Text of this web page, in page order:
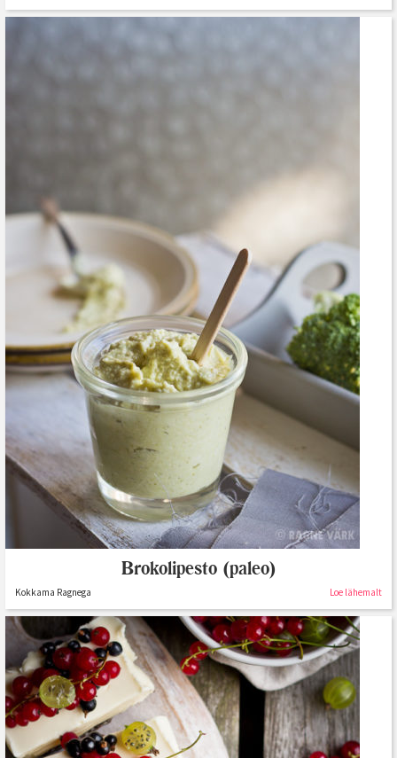
Brokolipesto (paleo)
Kokkama Ragnega Loe lähemalt